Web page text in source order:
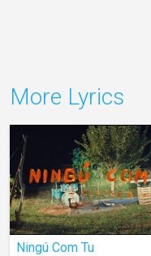
More Lyrics
Ningú Com Tu